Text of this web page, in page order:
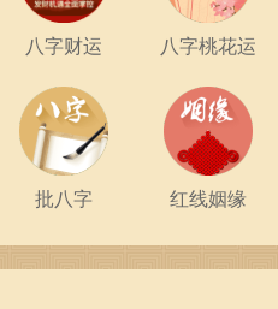
八字财运 八字桃花运
批八字 红线姻缘